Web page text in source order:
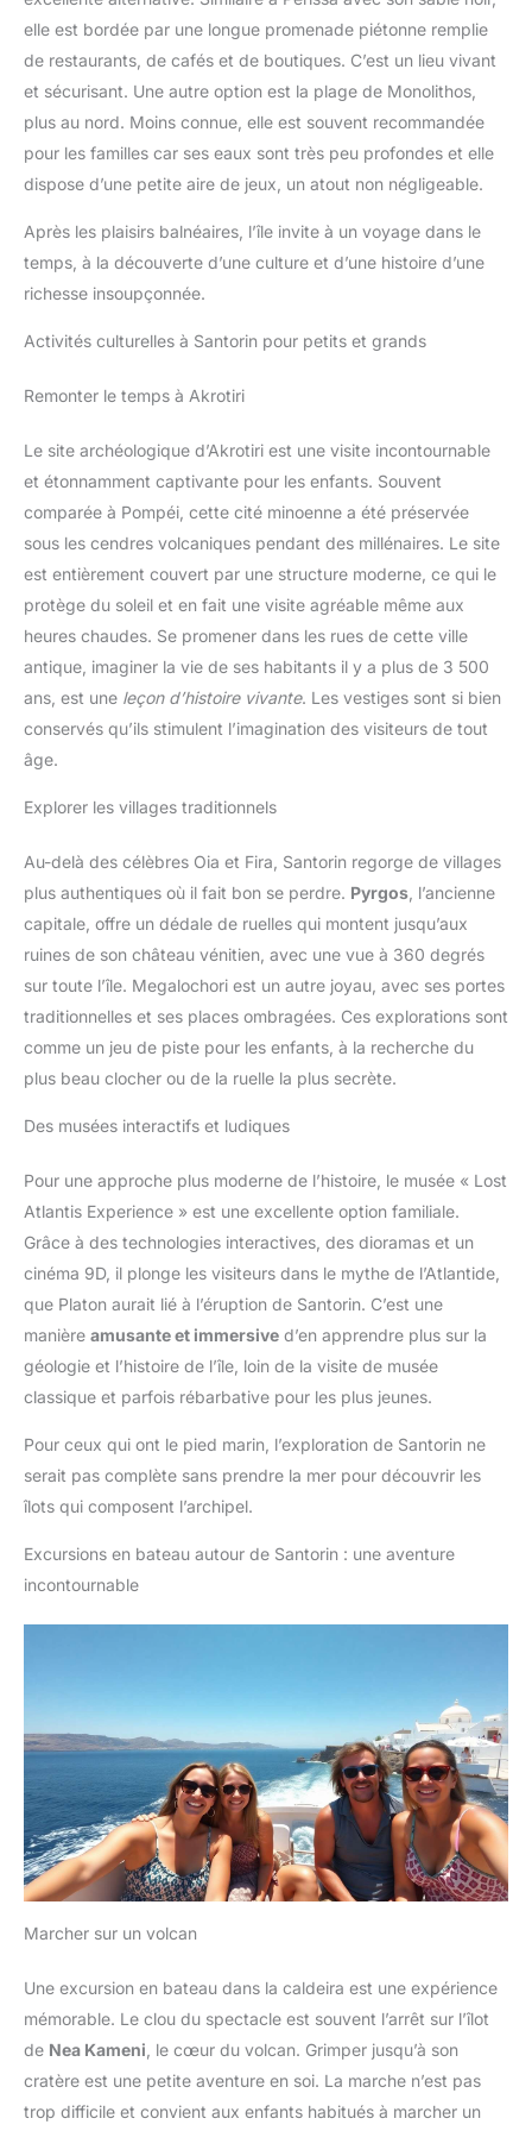
ou même comme cadeau de Noël original. Les couleurs gaies
captiveront immédiatement l'attention des petits. Offrez bien
plus qu'un simple jouet de plage, offrez des souvenirs
inoubliables de jeux et de rires !
elle est bordée par une longue promenade piétonne remplie
de restaurants, de cafés et de boutiques. C’est un lieu vivant
et sécurisant. Une autre option est la plage de Monolithos,
plus au nord. Moins connue, elle est souvent recommandée
pour les familles car ses eaux sont très peu profondes et elle
dispose d’une petite aire de jeux, un atout non négligeable.
Après les plaisirs balnéaires, l’île invite à un voyage dans le
temps, à la découverte d’une culture et d’une histoire d’une
richesse insoupçonnée.
Activités culturelles à Santorin pour petits et grands
Remonter le temps à Akrotiri
Le site archéologique d’Akrotiri est une visite incontournable
et étonnamment captivante pour les enfants. Souvent
comparée à Pompéi, cette cité minoenne a été préservée
sous les cendres volcaniques pendant des millénaires. Le site
est entièrement couvert par une structure moderne, ce qui le
protège du soleil et en fait une visite agréable même aux
heures chaudes. Se promener dans les rues de cette ville
antique, imaginer la vie de ses habitants il y a plus de 3 500
ans, est une leçon d’histoire vivante. Les vestiges sont si bien
conservés qu’ils stimulent l’imagination des visiteurs de tout
âge.
Explorer les villages traditionnels
Au-delà des célèbres Oia et Fira, Santorin regorge de villages
plus authentiques où il fait bon se perdre. Pyrgos , l’ancienne
capitale, offre un dédale de ruelles qui montent jusqu’aux
ruines de son château vénitien, avec une vue à 360 degrés
sur toute l’île. Megalochori est un autre joyau, avec ses portes
traditionnelles et ses places ombragées. Ces explorations sont
comme un jeu de piste pour les enfants, à la recherche du
plus beau clocher ou de la ruelle la plus secrète.
Des musées interactifs et ludiques
Pour une approche plus moderne de l’histoire, le musée « Lost
Atlantis Experience » est une excellente option familiale.
Grâce à des technologies interactives, des dioramas et un
cinéma 9D, il plonge les visiteurs dans le mythe de l’Atlantide,
que Platon aurait lié à l’éruption de Santorin. C’est une
manière amusante et immersive d’en apprendre plus sur la
géologie et l’histoire de l’île, loin de la visite de musée
classique et parfois rébarbative pour les plus jeunes.
Pour ceux qui ont le pied marin, l’exploration de Santorin ne
serait pas complète sans prendre la mer pour découvrir les
îlots qui composent l’archipel.
Excursions en bateau autour de Santorin : une aventure
incontournable
Marcher sur un volcan
Une excursion en bateau dans la caldeira est une expérience
mémorable. Le clou du spectacle est souvent l’arrêt sur l’îlot
de Nea Kameni , le cœur du volcan. Grimper jusqu’à son
cratère est une petite aventure en soi. La marche n’est pas
trop difficile et convient aux enfants habitués à marcher un